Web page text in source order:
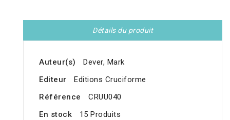
Détails du produit
Auteur(s)
Dever, Mark
Editeur
Editions Cruciforme
Référence
CRUU040
En stock
15 Produits